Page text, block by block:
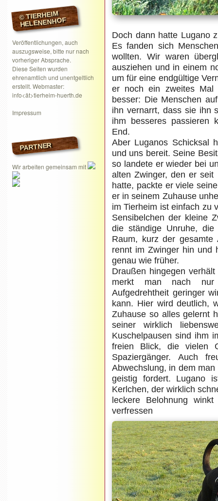
© TIERHEIM
HELENENHOF
Veröffentlichungen, auch
auszugsweise, bitte nur nach
vorheriger Absprache.
Diese Seiten wurden
ehrenamtlich und unentgeltlich
erstellt. Webmaster:
info<ät>tierheim-huerth.de
Impressum
PARTNER
Wir arbeiten gemeinsam mit
Doch dann hatte Lugano
Es fanden sich
wollten. Wir waren
ausziehen und in einem
um für eine endgültige
er noch ein zweites Mal
besser: Die Menschen
ihn vernarrt, dass sie ihn
ihm besseres passieren
End.
Aber Luganos Schicksal
und uns bereit. Seine
so landete er wieder bei
alten Zwinger, den er
hatte, packte er viele
er in seinem Zuhause
im Tierheim ist einfach zu
Sensibelchen der kleine
die ständige Unruhe,
Raum, kurz der
rennt im Zwinger hin und
genau wie früher.
Draußen hingegen
merkt man nach nur
Aufgedrehtheit geringer
kann. Hier wird deutlich,
Zuhause so alles gelernt
seiner wirklich
Kuschelpausen sind ihm
freien Blick, die vielen
Spaziergänger. Auch
Abwechslung, in dem
geistig fordert. Lugano
Kerlchen, der wirklich
leckere Belohnung